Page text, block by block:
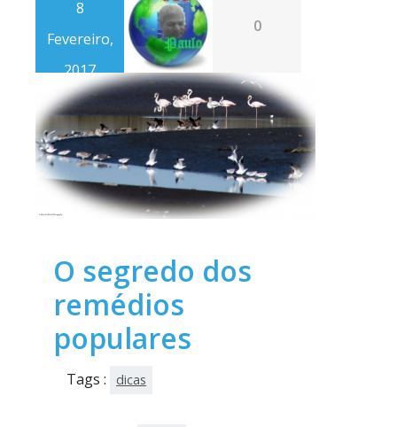
8
Fevereiro,
2017
0
O segredo dos
remédios
populares
Tags : dicas